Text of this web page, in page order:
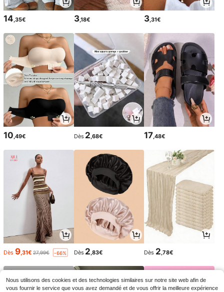
14,35€ 3,18€ 3,31€
10 ,49€ Dès 2 ,68€ 17 ,48€
Dès 9,31€ 27,99€ -66% Dès 2 ,83€ Dès 2 ,78€
Nous utilisons des cookies et des technologies similaires sur notre site web afin de
vous fournir le service que vous avez demandé et de vous offrir la meilleure expérience